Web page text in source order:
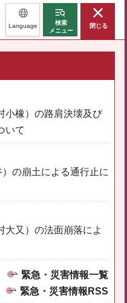
Language
検索
メニュー
閉じる
小橡）の路肩決壊及び
いて
の崩土による通行止に
大又）の法面崩落によ
緊急・災害情報一覧
緊急・災害情報RSS